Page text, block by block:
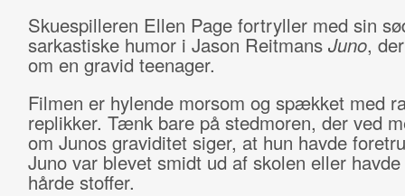
Skuespilleren Ellen Page fortryller med sin
sarkastiske humor i Jason Reitmans Juno,
om en gravid teenager.
Filmen er hylende morsom og spækket med
replikker. Tænk bare på stedmoren, der ved
om Junos graviditet siger, at hun havde
Juno var blevet smidt ud af skolen eller
hårde stoffer.